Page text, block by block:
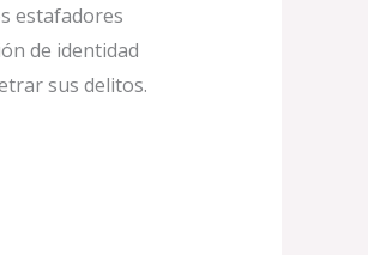
estafadores
de identidad
sus delitos.